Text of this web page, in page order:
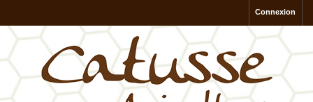
Connexion